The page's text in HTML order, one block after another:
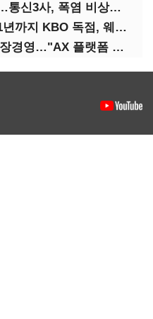
작업자·통신망 이중 관리…통신3사, 폭염 비상대응 돌입
티빙 첫 분기 흑자…"2031년까지 KBO 독점, 웨이브 합병도 속도"
박윤영 KT 대표, AIDC 현장경영…"AX 플랫폼 핵심 인프라로 키운다"